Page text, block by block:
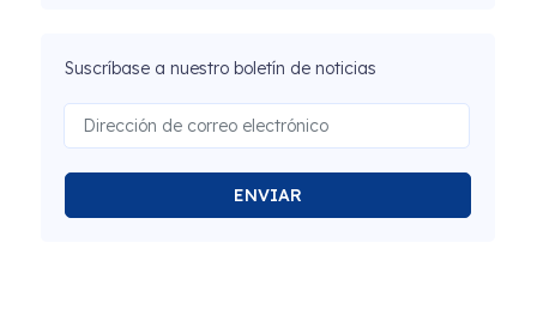
Suscríbase a nuestro boletín de noticias
ENVIAR